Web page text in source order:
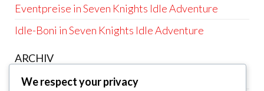
Eventpreise in Seven Knights Idle Adventure
Idle-Boni in Seven Knights Idle Adventure
ARCHIV
March 2026
We respect your privacy